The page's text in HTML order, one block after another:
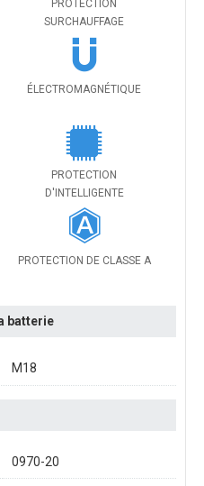
PROTECTION
SURCHAUFFAGE
ÉLECTROMAGNÉTIQUE
PROTECTION
D'INTELLIGENTE
PROTECTION DE CLASSE A
batterie
M18
0970-20